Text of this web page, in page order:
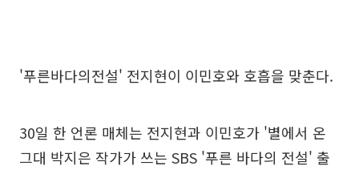
'푸른바다의전설' 전지현이 이민호와 호흡을 맞춘다.
30일 한 언론 매체는 전지현과 이민호가 '별에서 온
그대 박지은 작가가 쓰는 SBS '푸른 바다의 전설' 출